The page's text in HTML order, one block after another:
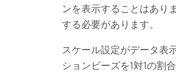
ンを表示することはあり
する必要があります。
スケール設定がデータ表
ションビーズを1対1の割